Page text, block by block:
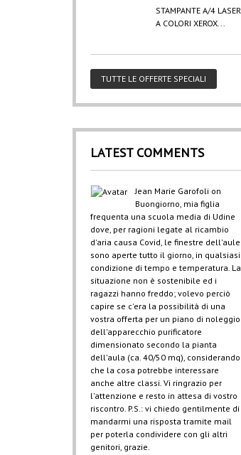
STAMPANTE A/4 LASER
A COLORI XEROX...
TUTTE LE OFFERTE SPECIALI
LATEST COMMENTS
Jean Marie Garofoli on
Buongiorno, mia figlia
frequenta una scuola media di Udine
dove, per ragioni legate al ricambio
d'aria causa Covid, le finestre dell'aule
sono aperte tutto il giorno, in qualsiasi
condizione di tempo e temperatura. La
situazione non è sostenibile ed i
ragazzi hanno freddo; volevo perciò
capire se c'era la possibilità di una
vostra offerta per un piano di noleggio
dell'apparecchio purificatore
dimensionato secondo la pianta
dell'aula (ca. 40/50 mq), considerando
che la cosa potrebbe interessare
anche altre classi. Vi ringrazio per
l'attenzione e resto in attesa di vostro
riscontro. P.S.: vi chiedo gentilmente di
mandarmi una risposta tramite mail
per poterla condividere con gli altri
genitori, grazie.